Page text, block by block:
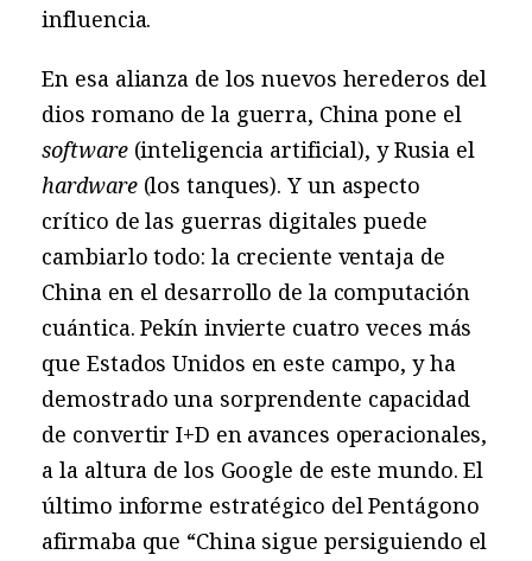
influencia.
En esa alianza de los nuevos herederos del
dios romano de la guerra, China pone el
software(inteligencia artificial), y Rusia el
hardware(los tanques). Y un aspecto
crítico de las guerras digitales puede
cambiarlo todo: la creciente ventaja de
China en el desarrollo de la computación
cuántica. Pekín invierte cuatro veces más
que Estados Unidos en este campo, y ha
demostrado una sorprendente capacidad
de convertir I+D en avances operacionales,
a la altura de los Google de este mundo. El
último informe estratégico del Pentágono
afirmaba que “China sigue persiguiendo el